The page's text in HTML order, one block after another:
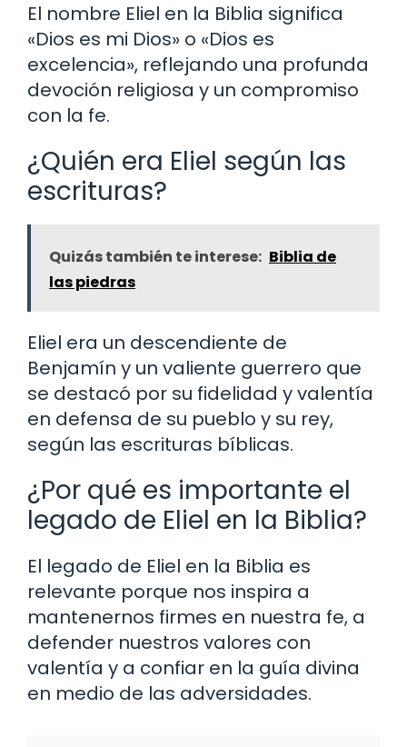
El nombre Eliel en la Biblia significa
«Dios es mi Dios» o «Dios es
excelencia», reflejando una profunda
devoción religiosa y un compromiso
con la fe.
¿Quién era Eliel según las
escrituras?
Quizás también te interese: Biblia de
las piedras
Eliel era un descendiente de
Benjamín y un valiente guerrero que
se destacó por su fidelidad y valentía
en defensa de su pueblo y su rey,
según las escrituras bíblicas.
¿Por qué es importante el
legado de Eliel en la Biblia?
El legado de Eliel en la Biblia es
relevante porque nos inspira a
mantenernos firmes en nuestra fe, a
defender nuestros valores con
valentía y a confiar en la guía divina
en medio de las adversidades.